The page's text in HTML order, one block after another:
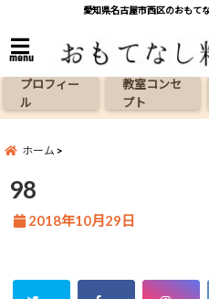
愛知県名古屋市西区のおもて
menu
プロフィー
ル
教室コンセ
プト
ホーム
98
2018年10月29日